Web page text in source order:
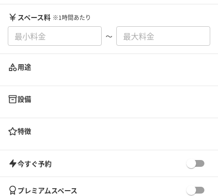
スペース料 ※1時間あたり
〜
用途
設備
特徴
今すぐ予約
プレミアムスペース